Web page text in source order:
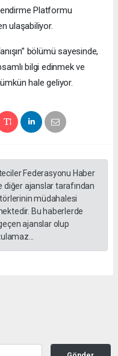
Platformu
ulaşabiliyor.
bölümü sayesinde,
bilgi edinmek ve
hale geliyor.
Federasyonu Haber
diğer ajanslar tarafından
müdahalesi
Bu haberlerde
ajanslar olup